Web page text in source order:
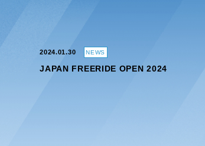
2024.01.30 NEWS
JAPAN FREERIDE OPEN 2024